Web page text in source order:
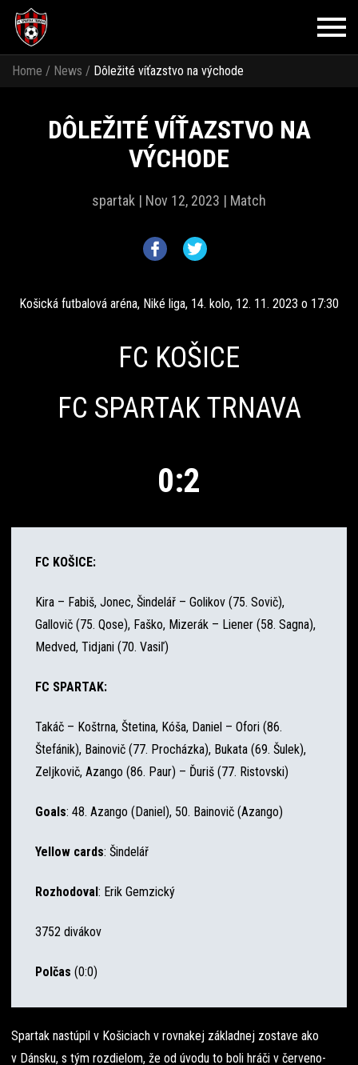
Home / News / Dôležité víťazstvo na východe
DÔLEŽITÉ VÍŤAZSTVO NA
VÝCHODE
spartak | Nov 12, 2023 | Match
Košická futbalová aréna, Niké liga, 14. kolo, 12. 11. 2023 o 17:30
FC KOŠICE
FC SPARTAK TRNAVA
0:2
FC KOŠICE:
Kira – Fabiš, Jonec, Šindelář – Golikov (75. Sovič),
Gallovič (75. Qose), Faško, Mizerák – Liener (58. Sagna),
Medved, Tidjani (70. Vasiľ)
FC SPARTAK:
Takáč – Koštrna, Štetina, Kóša, Daniel – Ofori (86.
Štefánik), Bainovič (77. Procházka), Bukata (69. Šulek),
Zeljkovič, Azango (86. Paur) – Ďuriš (77. Ristovski)
Goals: 48. Azango (Daniel), 50. Bainovič (Azango)
Yellow cards: Šindelář
Rozhodoval: Erik Gemzický
3752 divákov
Polčas (0:0)
Spartak nastúpil v Košiciach v rovnakej základnej zostave ako
v Dánsku, s tým rozdielom, že od úvodu to boli hráči v červeno-